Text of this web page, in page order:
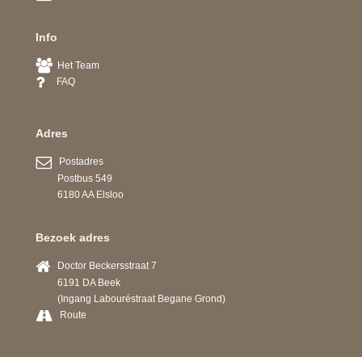
Info
Het Team
FAQ
Adres
Postadres
Postbus 549
6180 AA Elsloo
Bezoek adres
Doctor Beckersstraat 7
6191 DA Beek
(Ingang Labouréstraat Begane Grond)
Route